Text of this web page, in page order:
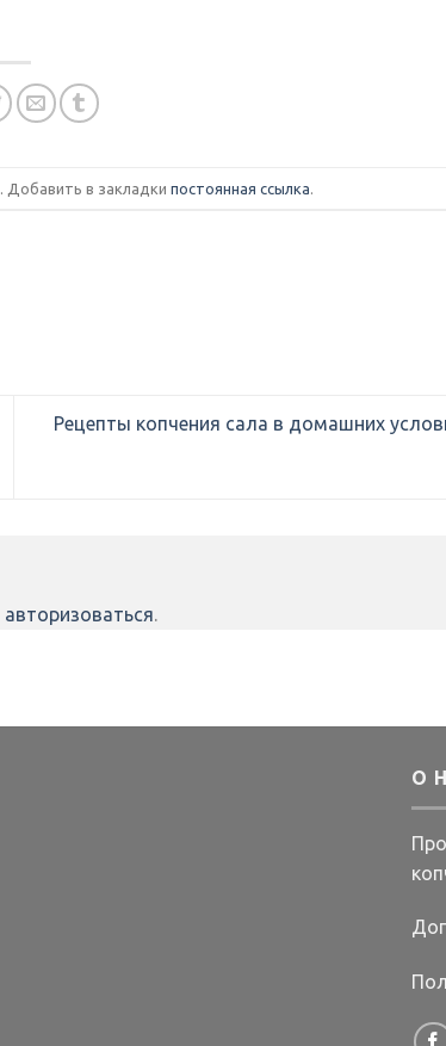
. Добавить в закладкипостоянная ссылка
Рецепты копчения сала в домашних
авторизоваться.
О